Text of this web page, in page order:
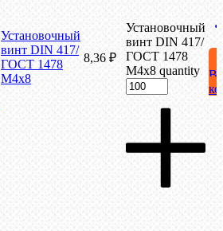
Установочный
винт DIN 417/
ГОСТ 1478
М4х8
8,36 ₽
Установочный
винт DIN 417/
ГОСТ 1478
М4х8 quantity
В